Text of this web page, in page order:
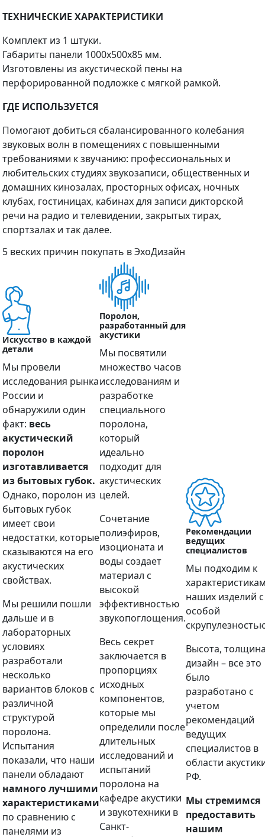
ТЕХНИЧЕСКИЕ ХАРАКТЕРИСТИКИ
Комплект из 1 штуки.
Габариты панели 1000х500х85 мм.
Изготовлены из акустической пены на
перфорированной подложке с мягкой рамкой.
ГДЕ ИСПОЛЬЗУЕТСЯ
Помогают добиться сбалансированного колебания
звуковых волн в помещениях с повышенными
требованиями к звучанию: профессиональных и
любительских студиях звукозаписи, общественных и
домашних кинозалах, просторных офисах, ночных
клубах, гостиницах, кабинах для записи дикторской
речи на радио и телевидении, закрытых тирах,
спортзалах и так далее.
5 веских причин покупать в ЭхоДизайн
Искусство в каждой
детали
Мы провели
исследования рынка
России и
обнаружили один
факт: весь
акустический
поролон
изготавливается
из бытовых губок.
Однако, поролон из
бытовых губок
имеет свои
недостатки, которые
сказываются на его
акустических
свойствах.
Мы решили пошли
дальше и в
лабораторных
условиях
разработали
несколько
вариантов блоков с
различной
структурой
поролона.
Испытания
показали, что наши
панели обладают
намного лучшими
характеристиками
по сравнению с
панелями из
Поролон,
разработанный для
акустики
Мы посвятили
множество часов
исследованиям и
разработке
специального
поролона,
который
идеально
подходит для
акустических
целей.
Сочетание
полиэфиров,
изоционата и
воды создает
материал с
высокой
эффективностью
звукопоглощения.
Весь секрет
заключается в
пропорциях
исходных
компонентов,
которые мы
определили после
длительных
исследований и
испытаний
поролона на
кафедре акустики
и звукотехники в
Санкт-
Рекомендации
ведущих
специалистов
Мы подходим к
наших изделий с
особой
Высота,
дизайн – все это
было
разработано с
учетом
рекомендаций
ведущих
специалистов в
области
РФ.
Мы стремимся
предоставить
нашим